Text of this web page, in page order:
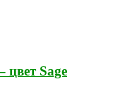
цвет Sage